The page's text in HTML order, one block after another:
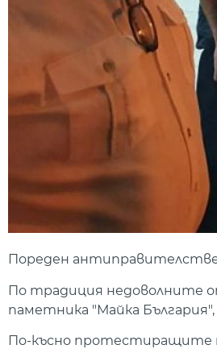
Пореден
По традиция недоволните
паметника "Майка България",
По-късно протестиращите